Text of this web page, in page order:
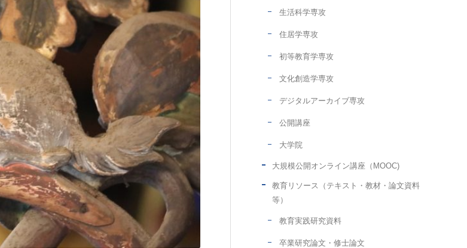
生活科学専攻
住居学専攻
初等教育学専攻
文化創造学専攻
デジタルアーカイブ専攻
公開講座
大学院
大規模公開オンライン講座（MOOC)
教育リソース（テキスト・教材・論文資料
等）
教育実践研究資料
卒業研究論文・修士論文